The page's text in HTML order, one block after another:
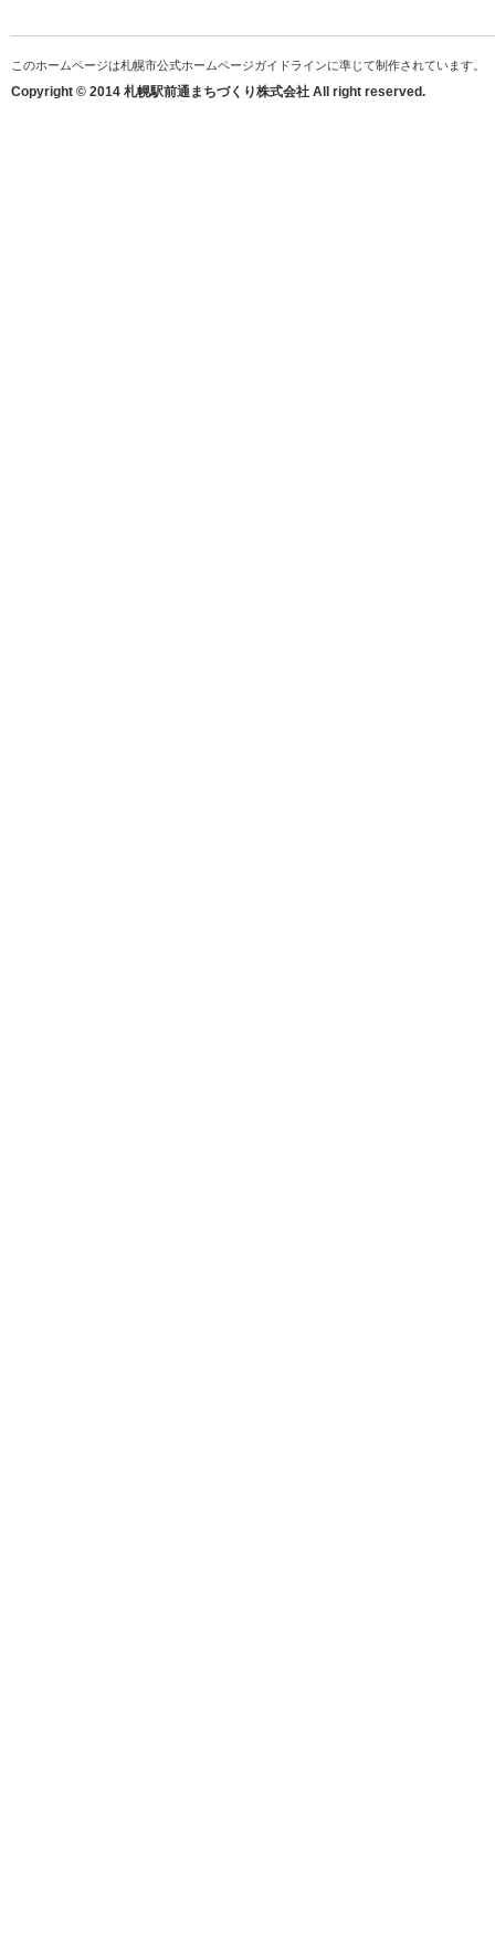
このホームページは札幌市公式ホームページガイドラインに準じて制作されています。
Copyright © 2014 札幌駅前通まちづくり株式会社 All right reserved.